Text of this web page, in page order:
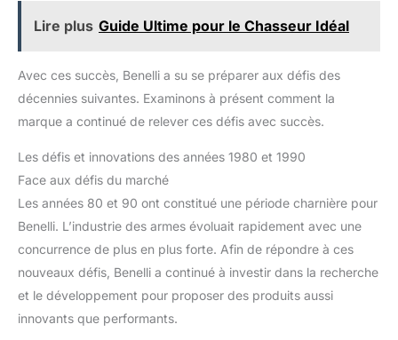
Lire plus Guide Ultime pour le Chasseur Idéal
Avec ces succès, Benelli a su se préparer aux défis des
décennies suivantes. Examinons à présent comment la
marque a continué de relever ces défis avec succès.
Les défis et innovations des années 1980 et 1990
Face aux défis du marché
Les années 80 et 90 ont constitué une période charnière pour
Benelli. L’industrie des armes évoluait rapidement avec une
concurrence de plus en plus forte. Afin de répondre à ces
nouveaux défis, Benelli a continué à investir dans la recherche
et le développement pour proposer des produits aussi
innovants que performants.